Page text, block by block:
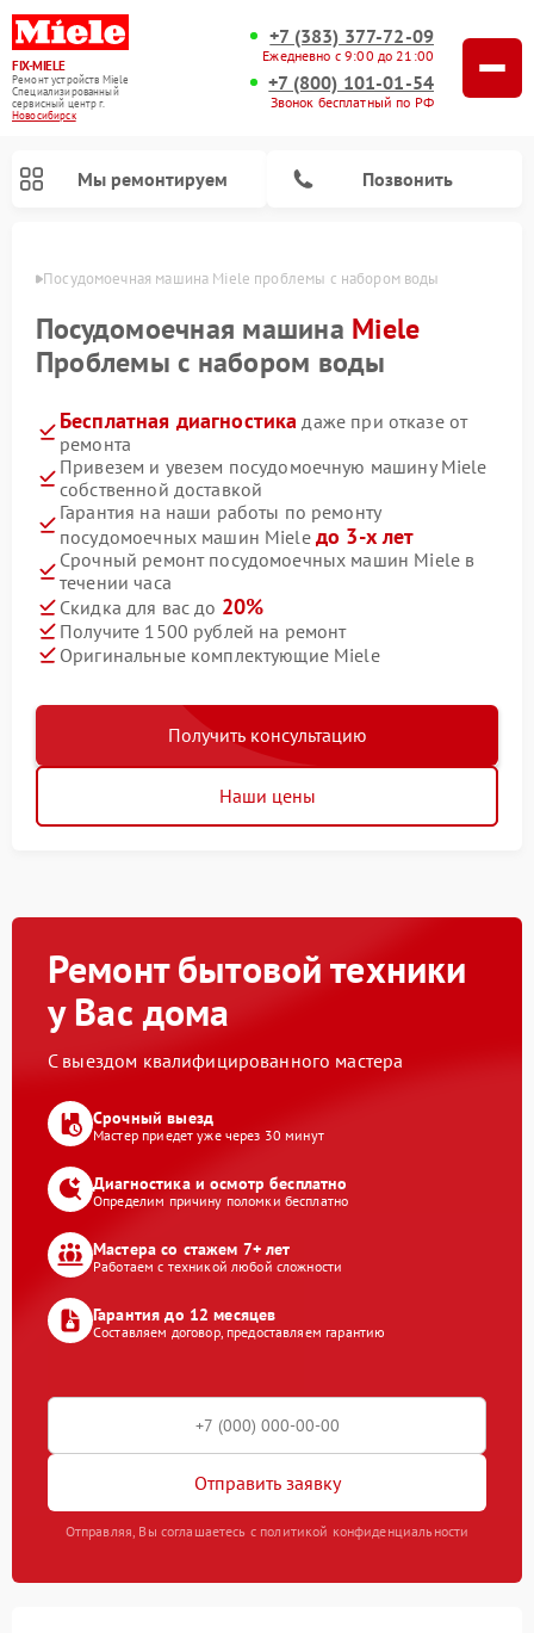
FIX-MIELE
Ремонт устройств Miele
Специализированный
cервисный центр г.
Новосибирск
+7 (383) 377-72-09
Ежедневно с 9:00 до 21:00
+7 (800) 101-01-54
Звонок бесплатный по РФ
Мы ремонтируем Позвонить
Посудомоечная машина Miele проблемы с набором воды
Посудомоечная машина Miele
Проблемы с набором воды
Бесплатная диагностика даже при отказе от
ремонта
Привезем и увезем посудомоечную машину Miele
собственной доставкой
Гарантия на наши работы по ремонту
посудомоечных машин Miele до 3-х лет
Срочный ремонт посудомоечных машин Miele в
течении часа
Скидка для вас до 20%
Получите 1500 рублей на ремонт
Оригинальные комплектующие Miele
Получить консультацию
Наши цены
Ремонт бытовой техники
у Вас дома
С выездом квалифицированного мастера
Срочный выезд
Мастер приедет уже через 30 минут
Диагностика и осмотр бесплатно
Определим причину поломки бесплатно
Мастера со стажем 7+ лет
Работаем с техникой любой сложности
Гарантия до 12 месяцев
Составляем договор, предоставляем гарантию
Отправить заявку
Отправляя, Вы соглашаетесь с политикой конфиденциальности